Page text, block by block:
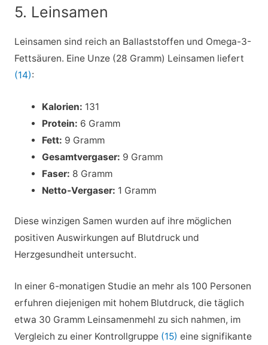
5. Leinsamen
Leinsamen sind reich an Ballaststoffen und Omega-3-
Fettsäuren. Eine Unze (28 Gramm) Leinsamen liefert
(14):
Kalorien: 131
Protein: 6 Gramm
Fett: 9 Gramm
Gesamtvergaser: 9 Gramm
Faser: 8 Gramm
Netto-Vergaser: 1 Gramm
Diese winzigen Samen wurden auf ihre möglichen
positiven Auswirkungen auf Blutdruck und
Herzgesundheit untersucht.
In einer 6-monatigen Studie an mehr als 100 Personen
erfuhren diejenigen mit hohem Blutdruck, die täglich
etwa 30 Gramm Leinsamenmehl zu sich nahmen, im
Vergleich zu einer Kontrollgruppe(15) eine signifikante